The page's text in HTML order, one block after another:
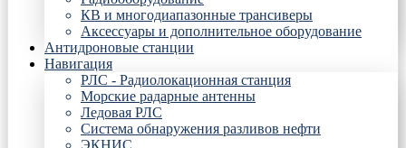
КВ и многодиапазонные трансиверы
Аксессуары и дополнительное оборудование
Антидроновые станции
Навигация
РЛС - Радиолокационная станция
Морские радарные антенны
Ледовая РЛС
Система обнаружения разливов нефти
ЭКНИС